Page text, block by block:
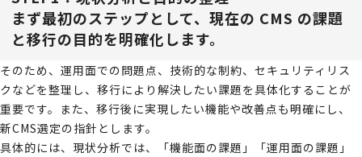
まず最初のステップとして、現在の CMS の課題
と移行の目的を明確化します。
そのため、運用面での問題点、技術的な制約、セキュリティリス
クなどを整理し、移行により解決したい課題を具体化することが
重要です。また、移行後に実現したい機能や改善点も明確にし、
新CMS選定の指針とします。
具体的には、現状分析では、「機能面の課題」「運用面の課題」